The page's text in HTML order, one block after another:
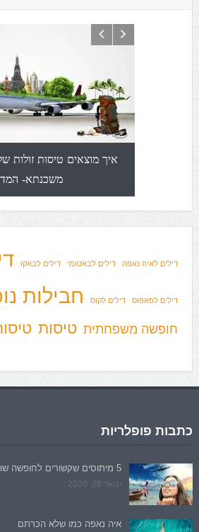
איך מוצאים טיסות זולות
משכנתא-
דילים לאיה נאפה דילים לבאטומי דילים לבאקו
דילים לפאפוס דילים לקוס חבילות
חופשה משפחתית טיסות
כתבות פופלריות
5 מיתוסים שקשורים לחופשה שהולכים להתנפץ ממש עכשיו:
ינואר 28, 2020
איה נאפה כמו שלא הכרתם